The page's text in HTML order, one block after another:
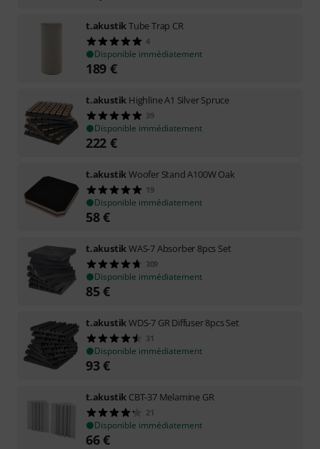
t.akustikTube Trap CR
4
Disponible immédiatement
189 €
t.akustik Highline A1 Silver Spruce
39
Disponible immédiatement
222 €
t.akustikWoofer Stand A100W Oak
19
Disponible immédiatement
58€
t.akustikWAS-7 Absorber 8pcs Set
309
Disponible immédiatement
85€
t.akustikWDS-7 GR Diffuser 8pcs Set
31
Disponible immédiatement
93€
t.akustik CBT-37 Melamine GR
21
Disponible immédiatement
66€